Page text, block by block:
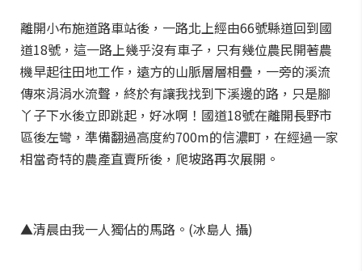
離開小布施道路車站後，一路北上經由66號縣道回到國
道18號，這一路上幾乎沒有車子，只有幾位農民開著農
機早起往田地工作，遠方的山脈層層相疊，一旁的溪流
傳來涓涓水流聲，終於有讓我找到下溪邊的路，只是腳
丫子下水後立即跳起，好冰啊！國道18號在離開長野市
區後左彎，準備翻過高度約700m的信濃町，在經過一家
相當奇特的農產直賣所後，爬坡路再次展開。
▲清晨由我一人獨佔的馬路。(冰島人 攝)